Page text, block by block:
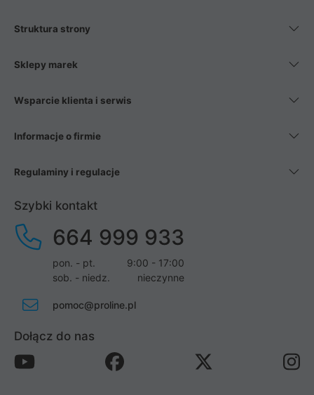
Struktura strony
Sklepy marek
Wsparcie klienta i serwis
Informacje o firmie
Regulaminy i regulacje
Szybki kontakt
664 999 933
pon. - pt.
9:00 - 17:00
sob. - niedz.
nieczynne
pomoc@proline.pl
Dołącz do nas